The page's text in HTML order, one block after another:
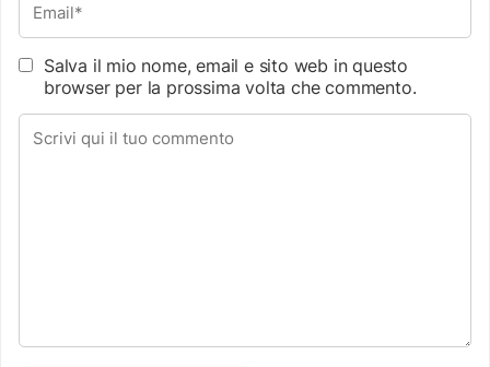
Salva il mio nome, email e sito web in questo
browser per la prossima volta che commento.